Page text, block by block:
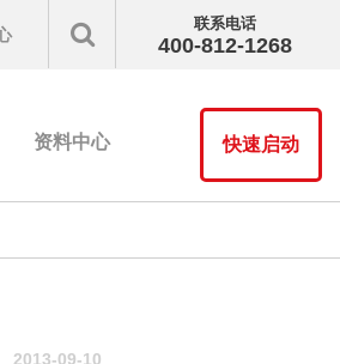
联系电话
400-812-1268
资料中心 快速启动
2013-09-10